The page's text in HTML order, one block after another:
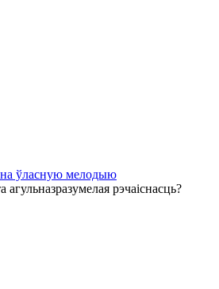
на ўласную мелодыю
рэчаіснасць?